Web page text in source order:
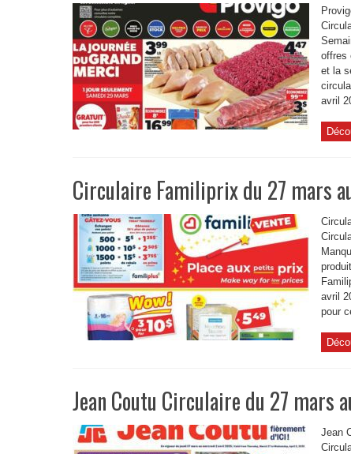
offres
et la
avril
Circulaire Familiprix du 27 mars
avril
pour
Jean Coutu Circulaire du 27 mars
Jean